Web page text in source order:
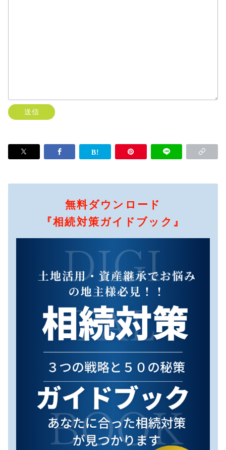
無料ダウンロード
『相続対策ガイドブック』